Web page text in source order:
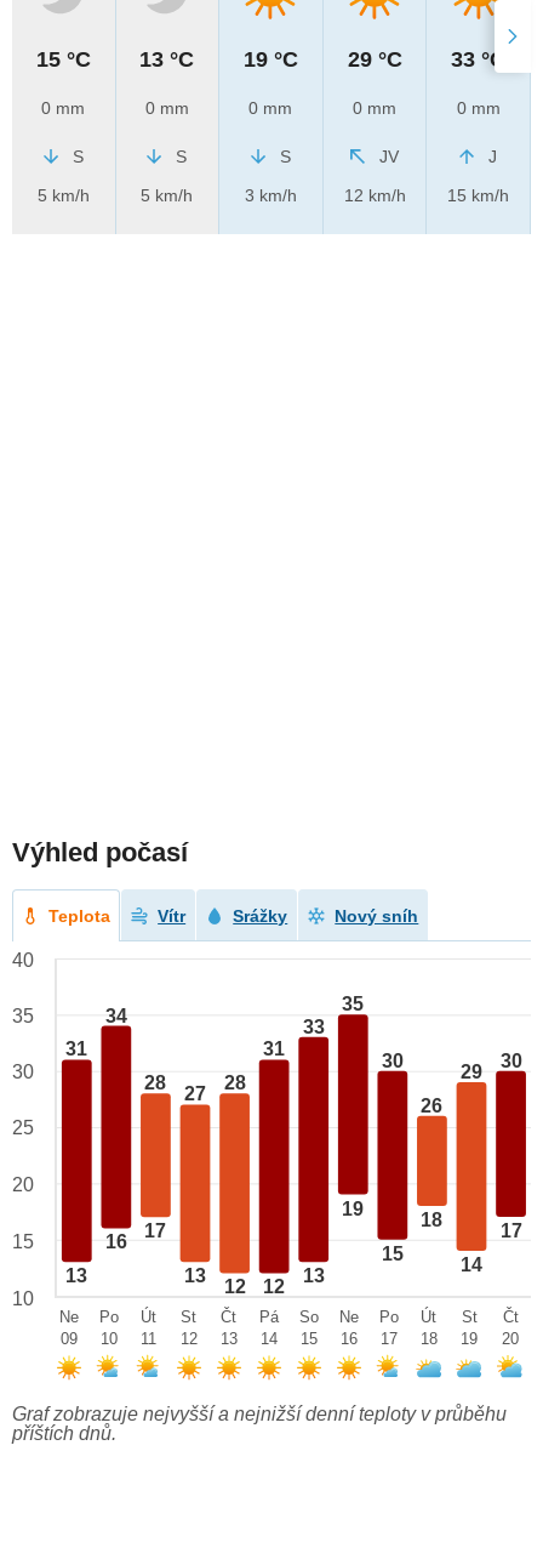
15 °C
0 mm
S
5 km/h
13 °C
0 mm
S
5 km/h
19 °C
0 mm
S
3 km/h
29 °C
0 mm
JV
12 km/h
33 °C
0 mm
J
15 km/h
Výhled počasí
Teplota Vítr Srážky Nový sníh
31
13
34
16
28
17
27
13
28
12
31
12
33
13
35
19
30
15
26
18
29
14
30
17
40
35
30
25
20
15
10
Ne
09
Po
10
Út
11
St
12
Čt
13
Pá
14
So
15
Ne
16
Po
17
Út
18
St
19
Čt
20
Graf zobrazuje nejvyšší a nejnižší denní teploty v průběhu
příštích dnů.